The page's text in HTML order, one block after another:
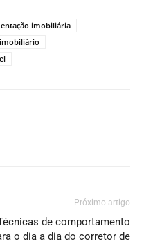
imobiliária
Próximo artigo
de comportamento
o dia a dia do corretor de